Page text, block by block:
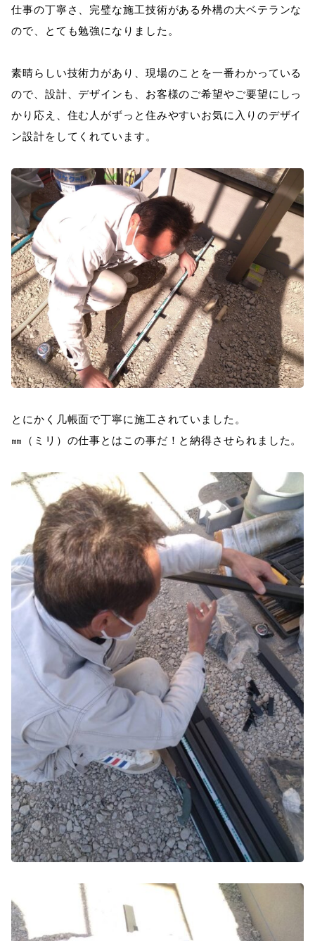
仕事の丁寧さ、完璧な施工技術がある外構の大ベテランな
ので、とても勉強になりました。
素晴らしい技術力があり、現場のことを一番わかっている
ので、設計、デザインも、お客様のご希望やご要望にしっ
かり応え、住む人がずっと住みやすいお気に入りのデザイ
ン設計をしてくれています。
とにかく几帳面で丁寧に施工されていました。
㎜（ミリ）の仕事とはこの事だ！と納得させられました。